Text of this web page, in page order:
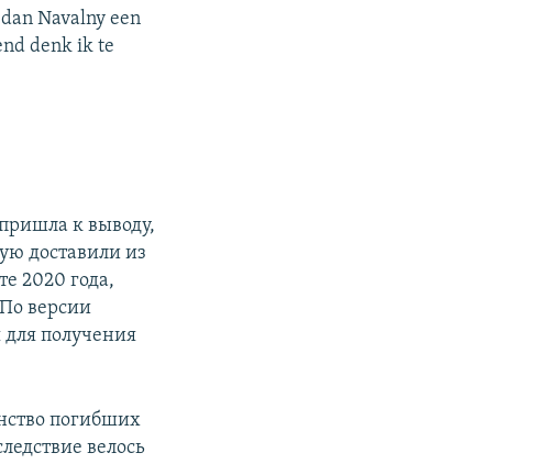
Navalny een
denk ik te
к выводу,
доставили из
2020 года,
версии
получения
погибших
велось